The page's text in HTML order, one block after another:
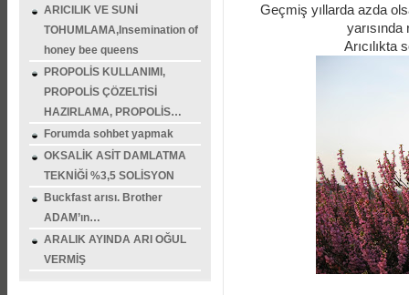
ARICILIK VE SUNİ
TOHUMLAMA,Insemination of
honey bee queens
PROPOLİS KULLANIMI,
PROPOLİS ÇÖZELTİSİ
HAZIRLAMA, PROPOLİS…
Forumda sohbet yapmak
OKSALİK ASİT DAMLATMA
TEKNİĞİ %3,5 SOLİSYON
Buckfast arısı. Brother
ADAM’ın…
ARALIK AYINDA ARI OĞUL
VERMİŞ
Geçmiş yıllarda azda
Arıcılıkta